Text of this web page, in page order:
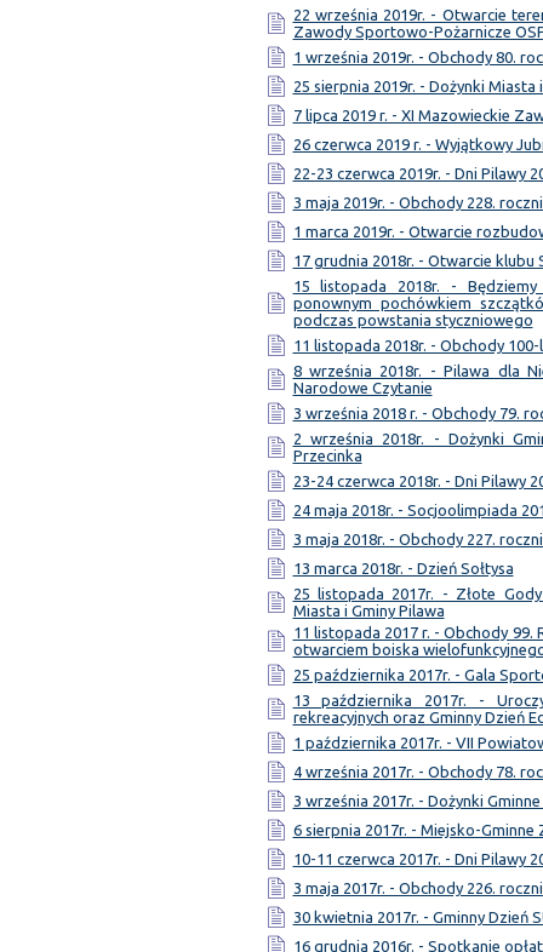
22 września 2019r. - Otwarcie
Zawody Sportowo-Pożarnicze
1 września 2019r. - Obchody 80.
25 sierpnia 2019r. - Dożynki Miasta
7 lipca 2019 r. - XI Mazowieckie
26 czerwca 2019 r. - Wyjątkowy
22-23 czerwca 2019r. - Dni Pilawy
3 maja 2019r. - Obchody 228.
1 marca 2019r. - Otwarcie
17 grudnia 2018r. - Otwarcie klubu
15 listopada 2018r. -
ponownym pochówkiem
podczas powstania styczniowego
11 listopada 2018r. - Obchody
8 września 2018r. - Pilawa dla
Narodowe Czytanie
3 września 2018 r. - Obchody 79.
2 września 2018r. - Dożynki
Przecinka
23-24 czerwca 2018r. - Dni Pilawy
24 maja 2018r. - Socjoolimpiada
3 maja 2018r. - Obchody 227.
13 marca 2018r. - Dzień Sołtysa
25 listopada 2017r. - Złote
Miasta i Gminy Pilawa
11 listopada 2017 r. - Obchody 99.
otwarciem boiska
25 października 2017r. - Gala
13 października 2017r. -
rekreacyjnych oraz Gminny Dzień
1 października 2017r. - VII
4 września 2017r. - Obchody 78.
3 września 2017r. - Dożynki
6 sierpnia 2017r. - Miejsko-
10-11 czerwca 2017r. - Dni Pilawy
3 maja 2017r. - Obchody 226.
30 kwietnia 2017r. - Gminny Dzień
16 grudnia 2016r. - Spotkanie